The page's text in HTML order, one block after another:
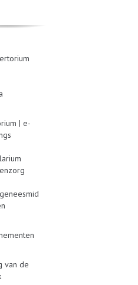
| e-
van de